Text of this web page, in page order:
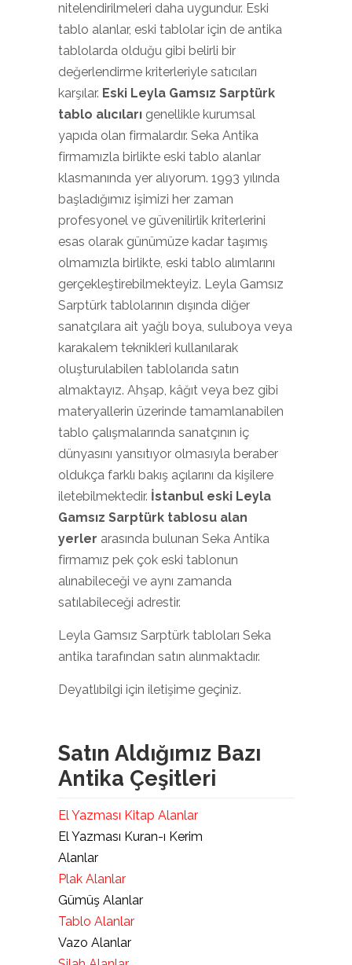
nitelendirilmeleri daha uygundur. Eski
tablo alanlar, eski tablolar için de antika
tablolarda olduğu gibi belirli bir
değerlendirme kriterleriyle satıcıları
karşılar. Eski Leyla Gamsız Sarptürk
tablo alıcıları genellikle kurumsal
yapıda olan firmalardır. Seka Antika
firmamızla birlikte eski tablo alanlar
klasmanında yer alıyorum. 1993 yılında
başladığımız işimizi her zaman
profesyonel ve güvenilirlik kriterlerini
esas olarak günümüze kadar taşımış
olmamızla birlikte, eski tablo alımlarını
gerçekleştirebilmekteyiz. Leyla Gamsız
Sarptürk tablolarının dışında diğer
sanatçılara ait yağlı boya, suluboya veya
karakalem teknikleri kullanılarak
oluşturulabilen tablolarıda satın
almaktayız. Ahşap, kâğıt veya bez gibi
materyallerin üzerinde tamamlanabilen
tablo çalışmalarında sanatçının iç
dünyasını yansıtıyor olmasıyla beraber
oldukça farklı bakış açılarını da kişilere
iletebilmektedir. İstanbul eski Leyla
Gamsız Sarptürk tablosu alan
yerler arasında bulunan Seka Antika
firmamız pek çok eski tablonun
alınabileceği ve aynı zamanda
satılabileceği adrestir.
Leyla Gamsız Sarptürk tabloları Seka
antika tarafından satın alınmaktadır.
Deyatlıbilgi için iletişime geçiniz.
Satın Aldığımız Bazı
Antika Çeşitleri
El Yazması Kitap Alanlar
El Yazması Kuran-ı Kerim
Alanlar
Plak Alanlar
Gümüş Alanlar
Tablo Alanlar
Vazo Alanlar